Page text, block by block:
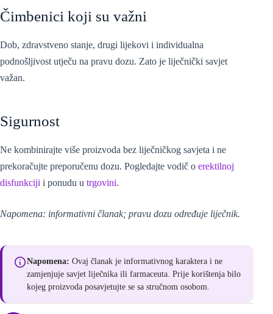
Čimbenici koji su važni
Dob, zdravstveno stanje, drugi lijekovi i individualna
podnošljivost utječu na pravu dozu. Zato je liječnički savjet
važan.
Sigurnost
Ne kombinirajte više proizvoda bez liječničkog savjeta i ne
prekoračujte preporučenu dozu. Pogledajte vodič o erektilnoj
disfunkciji i ponudu u trgovini.
Napomena: informativni članak; pravu dozu određuje liječnik.
Napomena: Ovaj članak je informativnog karaktera i ne
zamjenjuje savjet liječnika ili farmaceuta. Prije korištenja bilo
kojeg proizvoda posavjetujte se sa stručnom osobom.